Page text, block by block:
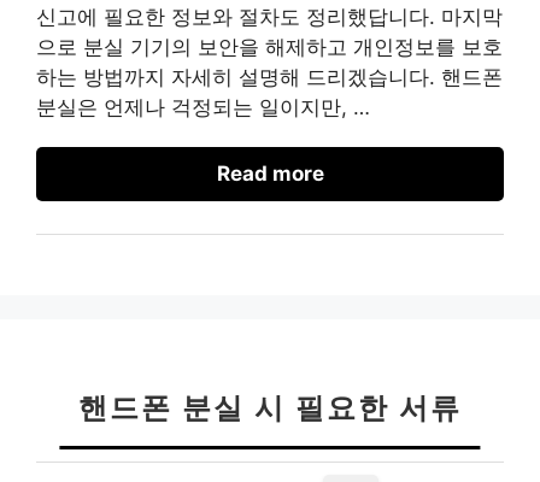
신고에 필요한 정보와 절차도 정리했답니다. 마지막
으로 분실 기기의 보안을 해제하고 개인정보를 보호
하는 방법까지 자세히 설명해 드리겠습니다. 핸드폰
분실은 언제나 걱정되는 일이지만, …
Read more
핸드폰 분실 시 필요한 서류